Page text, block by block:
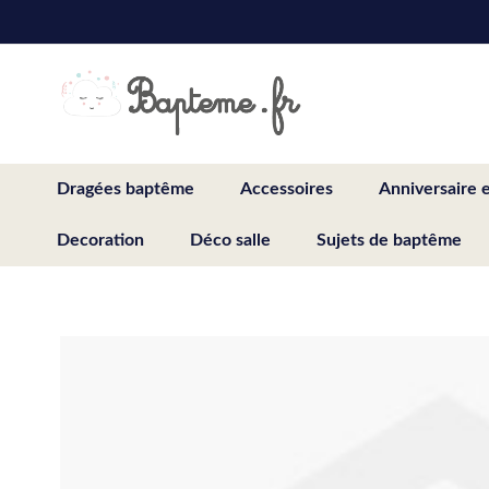
to
Dragées baptême Accessoires Anniversaire
Decoration Déco salle Sujets de baptême